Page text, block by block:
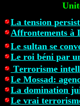
La tension
Affrontements à
Le sultan se
Le roi béni par
Terrorisme
Le Mossad:
La domination
Le vrai